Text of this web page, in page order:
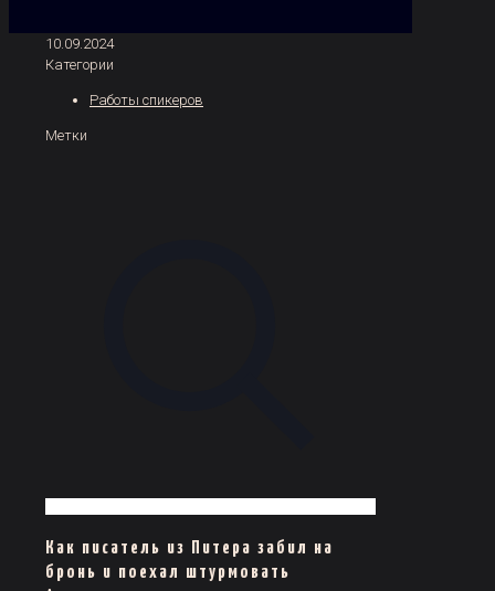
10.09.2024
Категории
Работы спикеров
Метки
Как писатель из Питера забил на
бронь и поехал штурмовать